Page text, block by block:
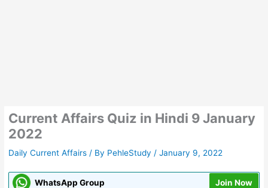
Current Affairs Quiz in Hindi 9 January
2022
Daily Current Affairs / By PehleStudy /January 9, 2022
WhatsApp Group Join Now